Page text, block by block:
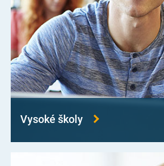
Vysoké školy